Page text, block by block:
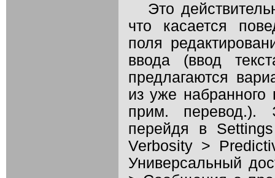
Это
что касается
поля
ввода (ввод
предлагаются
из уже
прим. перевод.).
перейдя в
Verbosity >
Универсальный